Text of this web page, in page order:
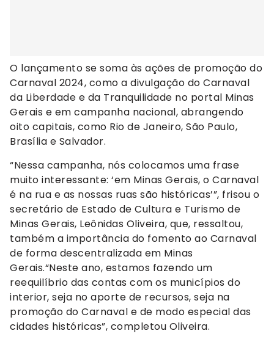
O lançamento se soma às ações de promoção do
Carnaval 2024, como a divulgação do Carnaval
da Liberdade e da Tranquilidade no portal Minas
Gerais e em campanha nacional, abrangendo
oito capitais, como Rio de Janeiro, São Paulo,
Brasília e Salvador.
“Nessa campanha, nós colocamos uma frase
muito interessante: ‘em Minas Gerais, o Carnaval
é na rua e as nossas ruas são históricas’”, frisou o
secretário de Estado de Cultura e Turismo de
Minas Gerais, Leônidas Oliveira, que, ressaltou,
também a importância do fomento ao Carnaval
de forma descentralizada em Minas
Gerais.“Neste ano, estamos fazendo um
reequilíbrio das contas com os municípios do
interior, seja no aporte de recursos, seja na
promoção do Carnaval e de modo especial das
cidades históricas”, completou Oliveira.